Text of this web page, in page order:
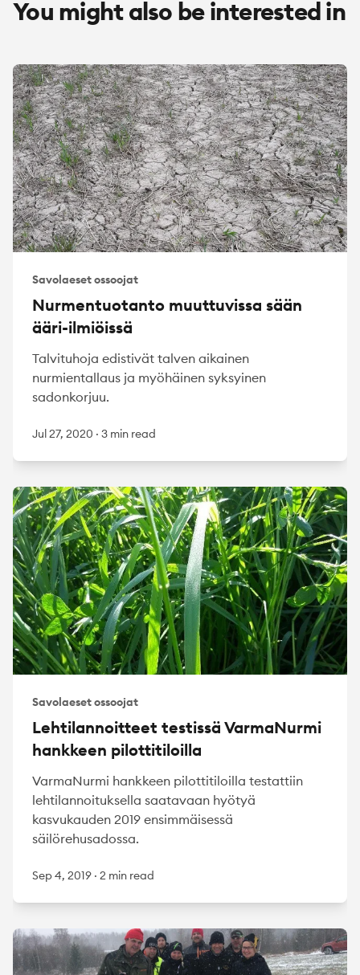
You might also be interested in
Savolaeset ossoojat
Nurmentuotanto muuttuvissa sään
ääri-ilmiöissä
Talvituhoja edistivät talven aikainen
nurmientallaus ja myöhäinen syksyinen
sadonkorjuu.
Jul 27, 2020 · 3 min read
Savolaeset ossoojat
Lehtilannoitteet testissä VarmaNurmi
hankkeen pilottitiloilla
VarmaNurmi hankkeen pilottitiloilla testattiin
lehtilannoituksella saatavaan hyötyä
kasvukauden 2019 ensimmäisessä
säilörehusadossa.
Sep 4, 2019 · 2 min read